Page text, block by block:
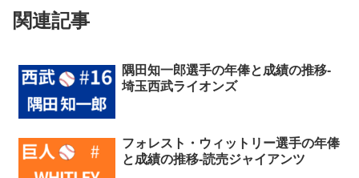
関連記事
隅田知一郎選手の年俸と成績の推移-
埼玉西武ライオンズ
フォレスト・ウィットリー選手の年俸
と成績の推移-読売ジャイアンツ